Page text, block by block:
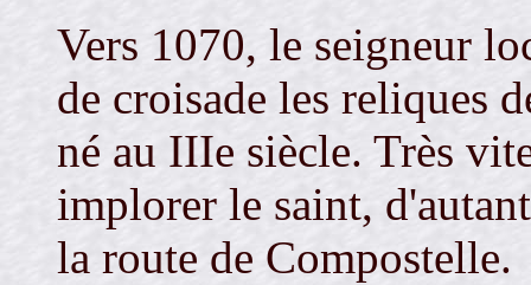
Vers 1070, le seigneur
de croisade les reliques
né au IIIe siècle. Très
implorer le saint,
la route de Compostelle.